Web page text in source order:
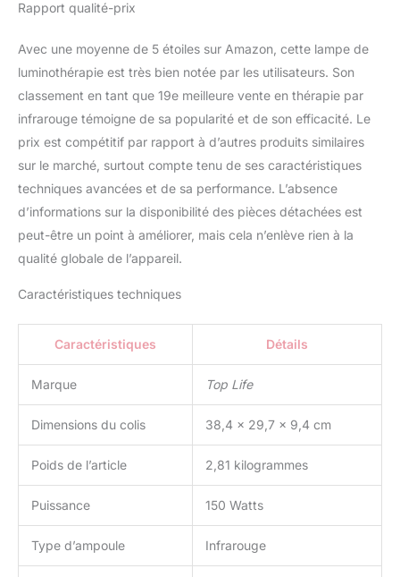
indications revendiquées
par le fabricant sont
dans le domaine de
l’esthétique, du bien-
de la relaxation. En
aucun cas la lampe ne
peut être utilisée à des
fins de traitement
médical. Avant toute
utilisation, lisez
Rapport qualité-prix
Avec une moyenne de 5 étoiles sur Amazon, cette lampe de
luminothérapie est très bien notée par les utilisateurs. Son
classement en tant que 19e meilleure vente en thérapie par
infrarouge témoigne de sa popularité et de son efficacité. Le
prix est compétitif par rapport à d’autres produits similaires
sur le marché, surtout compte tenu de ses caractéristiques
techniques avancées et de sa performance. L’absence
d’informations sur la disponibilité des pièces détachées est
peut-être un point à améliorer, mais cela n’enlève rien à la
qualité globale de l’appareil.
Caractéristiques techniques
Caractéristiques Détails
Marque Top Life
Dimensions du colis 38,4 x 29,7 x 9,4 cm
Poids de l’article 2,81 kilogrammes
Puissance 150 Watts
Type d’ampoule Infrarouge